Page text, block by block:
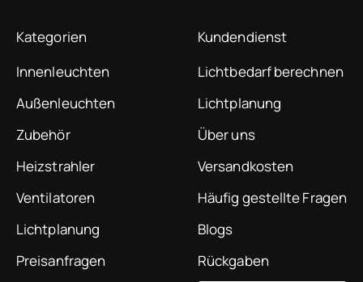
Kategorien
Innenleuchten
Außenleuchten
Zubehör
Heizstrahler
Ventilatoren
Lichtplanung
Preisanfragen
Kundendienst
Lichtbedarf berechnen
Lichtplanung
Über uns
Versandkosten
Häufig gestellte Fragen
Blogs
Rückgaben